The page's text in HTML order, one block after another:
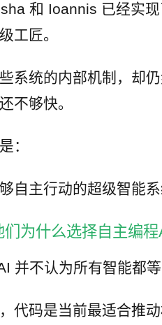
和 Ioannis 已经实
工匠。
系统的内部机制，却
不够快。
：
自主行动的超级智能
们为什么选择自主编
并不认为所有智能都
代码是当前最适合推